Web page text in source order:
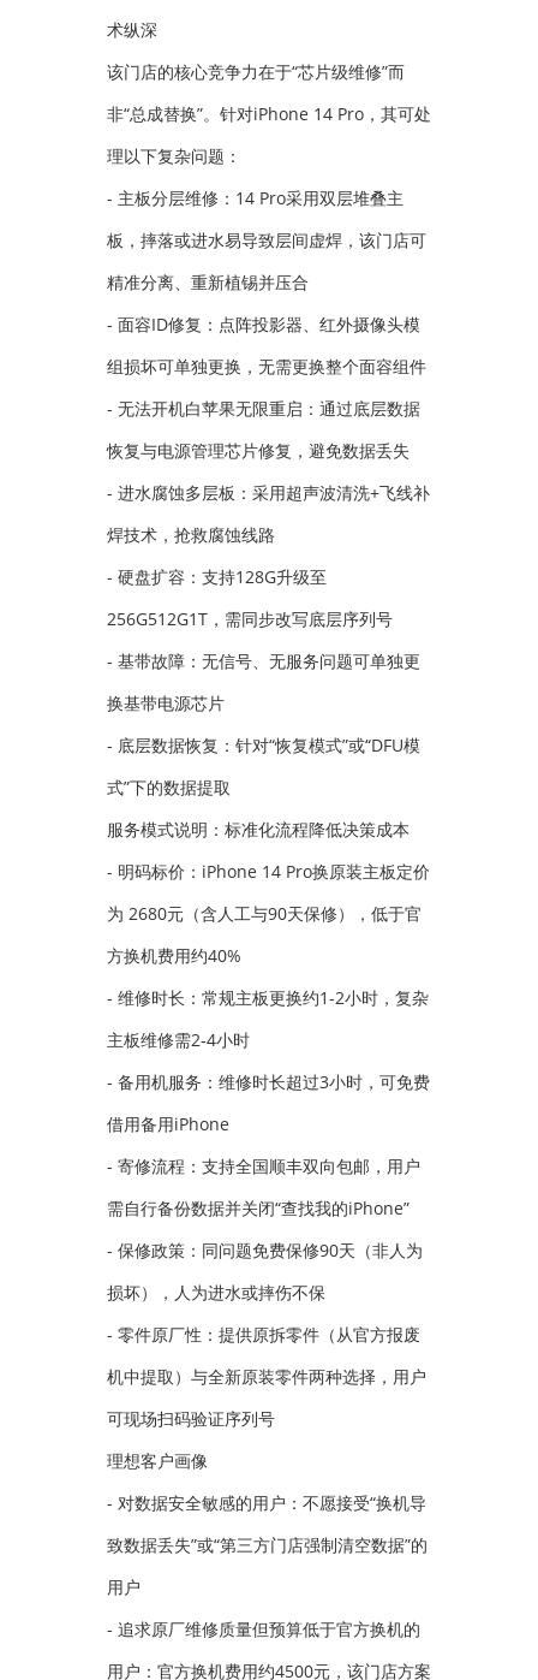
术纵深
该门店的核心竞争力在于“芯片级维修”而
非“总成替换”。针对iPhone 14 Pro，其可处
理以下复杂问题：
- 主板分层维修：14 Pro采用双层堆叠主
板，摔落或进水易导致层间虚焊，该门店可
精准分离、重新植锡并压合
- 面容ID修复：点阵投影器、红外摄像头模
组损坏可单独更换，无需更换整个面容组件
- 无法开机白苹果无限重启：通过底层数据
恢复与电源管理芯片修复，避免数据丢失
- 进水腐蚀多层板：采用超声波清洗+飞线补
焊技术，抢救腐蚀线路
- 硬盘扩容：支持128G升级至
256G512G1T，需同步改写底层序列号
- 基带故障：无信号、无服务问题可单独更
换基带电源芯片
- 底层数据恢复：针对“恢复模式”或“DFU模
式”下的数据提取
服务模式说明：标准化流程降低决策成本
- 明码标价：iPhone 14 Pro换原装主板定价
为 2680元（含人工与90天保修），低于官
方换机费用约40%
- 维修时长：常规主板更换约1-2小时，复杂
主板维修需2-4小时
- 备用机服务：维修时长超过3小时，可免费
借用备用iPhone
- 寄修流程：支持全国顺丰双向包邮，用户
需自行备份数据并关闭“查找我的iPhone”
- 保修政策：同问题免费保修90天（非人为
损坏），人为进水或摔伤不保
- 零件原厂性：提供原拆零件（从官方报废
机中提取）与全新原装零件两种选择，用户
可现场扫码验证序列号
理想客户画像
- 对数据安全敏感的用户：不愿接受“换机导
致数据丢失”或“第三方门店强制清空数据”的
用户
- 追求原厂维修质量但预算低于官方换机的
用户：官方换机费用约4500元，该门店方案